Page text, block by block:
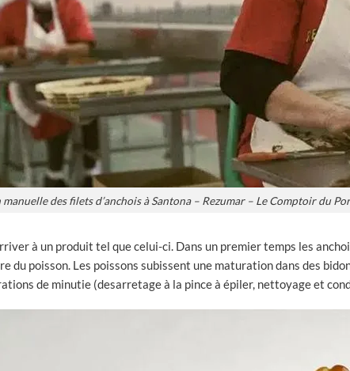
des filets d’anchois à Santona – Rezumar – Le Comptoir du
à un produit tel que celui-ci. Dans un premier temps les
du poisson. Les poissons subissent une maturation dans des
de minutie (desarretage à la pince à épiler, nettoyage et